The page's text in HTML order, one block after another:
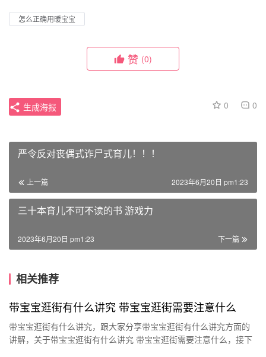
怎么正确用暖宝宝
赞 (0)
0 0
生成海报
严令反对丧偶式诈尸式育儿！！！
上一篇 2023年6月20日 pm1:23
三十本育儿不可不读的书 游戏力
下一篇
2023年6月20日 pm1:23
相关推荐
带宝宝逛街有什么讲究 带宝宝逛街需要注意什么
带宝宝逛街有什么讲究，跟大家分享带宝宝逛街有什么讲究方面的
讲解，关于带宝宝逛街有什么讲究 带宝宝逛街需要注意什么，接下